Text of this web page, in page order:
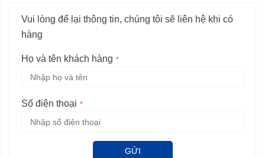
Vui lòng để lại thông tin, chúng tôi sẽ liên hệ khi có
hàng
Họ và tên khách hàng
Số điện thoại
GỬI